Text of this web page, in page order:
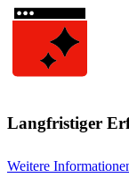
Langfristiger
Weitere